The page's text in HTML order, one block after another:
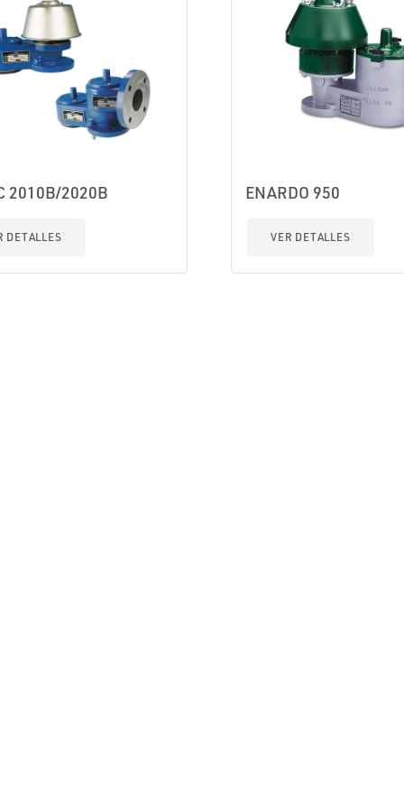
2010B/2020B
DETALLES
ENARDO 950
VER DETALLES